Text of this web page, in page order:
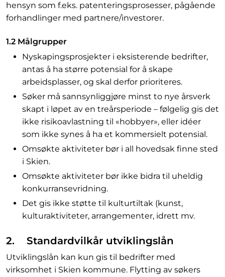
hensyn som f.eks. patenteringsprosesser, pågående
forhandlinger med partnere/investorer.
1.2 Målgrupper
Nyskapingsprosjekter i eksisterende bedrifter,
antas å ha større potensial for å skape
arbeidsplasser, og skal derfor prioriteres.
Søker må sannsynliggjøre minst to nye årsverk
skapt i løpet av en treårsperiode – følgelig gis det
ikke risikoavlastning til «hobbyer», eller idéer
som ikke synes å ha et kommersielt potensial.
Omsøkte aktiviteter bør i all hovedsak finne sted
i Skien.
Omsøkte aktiviteter bør ikke bidra til uheldig
konkurransevridning.
Det gis ikke støtte til kulturtiltak (kunst,
kulturaktiviteter, arrangementer, idrett mv.
2. Standardvilkår utviklingslån
Utviklingslån kan kun gis til bedrifter med
virksomhet i Skien kommune. Flytting av søkers